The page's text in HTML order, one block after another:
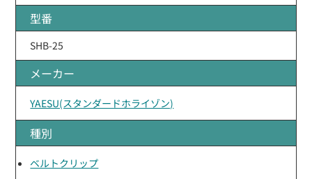
型番
SHB-25
メーカー
YAESU(スタンダードホライゾン)
種別
ベルトクリップ